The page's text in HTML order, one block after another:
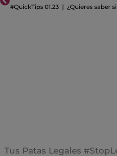
Tus Patas Legales